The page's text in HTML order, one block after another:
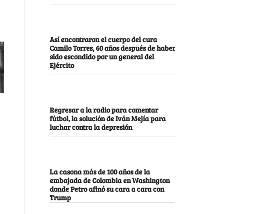
Así encontraron el cuerpo del cura
Camilo Torres, 60 años después de haber
sido escondido por un general del
Ejército
Regresar a la radio para comentar
fútbol, la solución de Iván Mejía para
luchar contra la depresión
La casona más de 100 años de la
embajada de Colombia en Washington
donde Petro afinó su cara a cara con
Trump